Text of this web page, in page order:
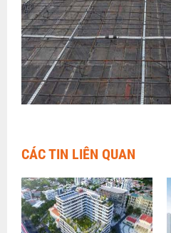
CÁC TIN LIÊN QUAN